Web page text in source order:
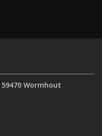
Wormhout